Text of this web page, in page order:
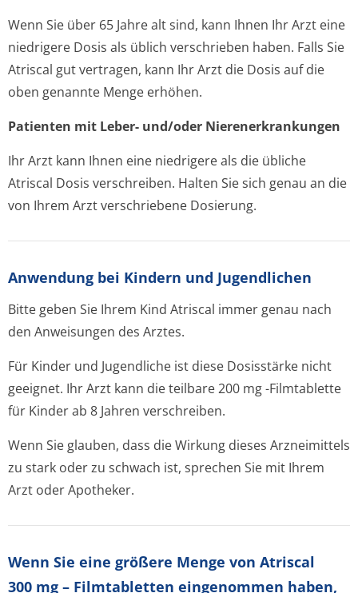
Wenn Sie über 65 Jahre alt sind, kann Ihnen Ihr Arzt eine
niedrigere Dosis als üblich verschrieben haben. Falls Sie
Atriscal gut vertragen, kann Ihr Arzt die Dosis auf die
oben genannte Menge erhöhen.
Patienten mit Leber- und/oder Nierenerkrankungen
Ihr Arzt kann Ihnen eine niedrigere als die übliche
Atriscal Dosis verschreiben. Halten Sie sich genau an die
von Ihrem Arzt verschriebene Dosierung.
Anwendung bei Kindern und Jugendlichen
Bitte geben Sie Ihrem Kind Atriscal immer genau nach
den Anweisungen des Arztes.
Für Kinder und Jugendliche ist diese Dosisstärke nicht
geeignet. Ihr Arzt kann die teilbare 200 mg -Filmtablette
für Kinder ab 8 Jahren verschreiben.
Wenn Sie glauben, dass die Wirkung dieses Arzneimittels
zu stark oder zu schwach ist, sprechen Sie mit Ihrem
Arzt oder Apotheker.
Wenn Sie eine größere Menge von Atriscal
300 mg – Filmtabletten eingenommen haben,